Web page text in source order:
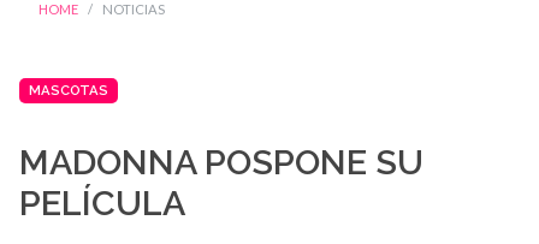
HOME NOTICIAS
MASCOTAS
MADONNA POSPONE SU
PELÍCULA